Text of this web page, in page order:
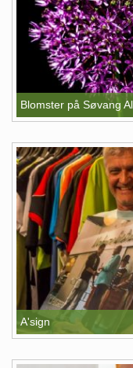
Blomster på Søvang
A'sign